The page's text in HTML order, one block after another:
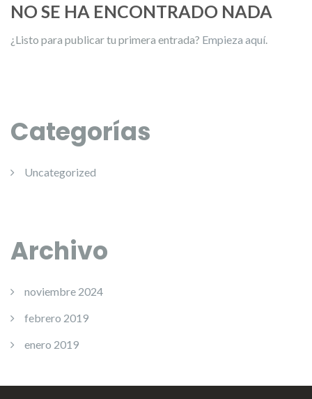
NO SE HA ENCONTRADO NADA
¿Listo para publicar tu primera entrada? Empieza aquí.
Categorías
Uncategorized
Archivo
noviembre 2024
febrero 2019
enero 2019